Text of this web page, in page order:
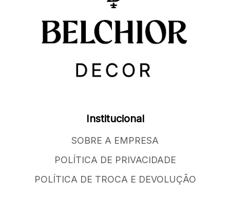
Institucional
SOBRE A EMPRESA
POLÍTICA DE PRIVACIDADE
POLÍTICA DE TROCA E DEVOLUÇÃO